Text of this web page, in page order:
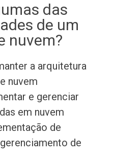
das
de um
nuvem?
a arquitetura
nuvem
e gerenciar
em nuvem
de
de